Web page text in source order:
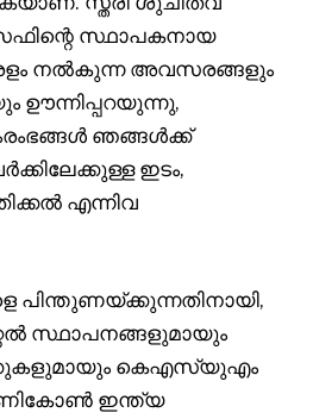
സ്ഥാപകനായ
നൽകുന്ന അവസരങ്ങളും
ഞങ്ങൾക്ക്
ഇടം,
എന്നിവ
പിന്തുണയ്ക്കുന്നതിനായി,
സ്ഥാപനങ്ങളുമായും
കെഎസ്‌യുഎം
ഇന്ത്യ